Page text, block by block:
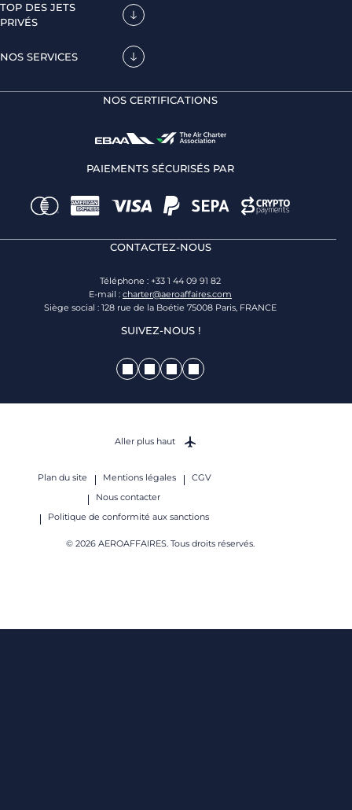
TOP DES JETS
PRIVÉS
NOS SERVICES
NOS CERTIFICATIONS
PAIEMENTS SÉCURISÉS PAR
CONTACTEZ-NOUS
Téléphone : +33 1 44 09 91 82
E-mail : charter@aeroaffaires.com
Siège social : 128 rue de la Boétie 75008 Paris, FRANCE
SUIVEZ-NOUS !
Plan du site Mentions légales
CGV
Nous contacter
Politique de conformité aux sanctions
© 2026 AEROAFFAIRES. Tous droits réservés.
Aller plus haut